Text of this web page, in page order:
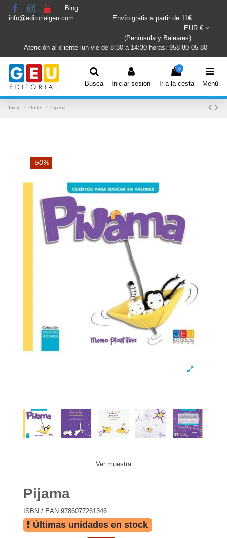
Blog
info@editorialgeu.com
Envío gratis a partir de 11€
EUR €
(Península y Baleares)
Atención al cliente lun-vie de 8:30 a 14:30 horas: 958 80 05 80
Busca Iniciar sesión
0
Ir a la cesta Menú
Inicio Outlet Pijama
-50%
Ver muestra
Pijama
ISBN / EAN 9786077261346
Últimas unidades en stock